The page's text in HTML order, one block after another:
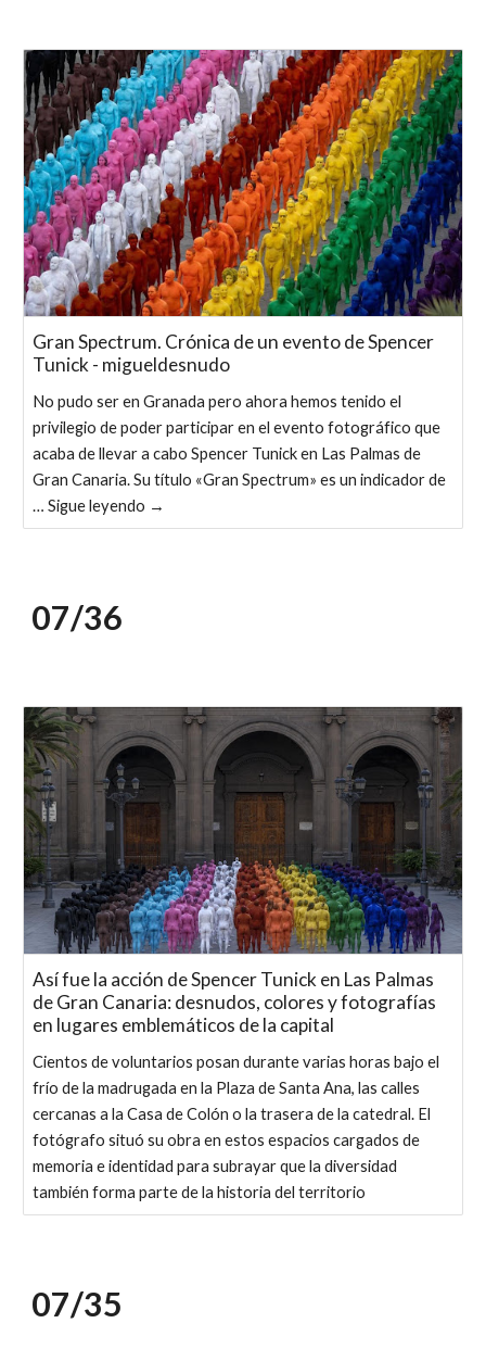
Gran Spectrum. Crónica de un evento de Spencer
Tunick - migueldesnudo
No pudo ser en Granada pero ahora hemos tenido el
privilegio de poder participar en el evento fotográfico que
acaba de llevar a cabo Spencer Tunick en Las Palmas de
Gran Canaria. Su título «Gran Spectrum» es un indicador de
… Sigue leyendo →
07/36
Así fue la acción de Spencer Tunick en Las Palmas
de Gran Canaria: desnudos, colores y fotografías
en lugares emblemáticos de la capital
Cientos de voluntarios posan durante varias horas bajo el
frío de la madrugada en la Plaza de Santa Ana, las calles
cercanas a la Casa de Colón o la trasera de la catedral. El
fotógrafo situó su obra en estos espacios cargados de
memoria e identidad para subrayar que la diversidad
también forma parte de la historia del territorio
07/35